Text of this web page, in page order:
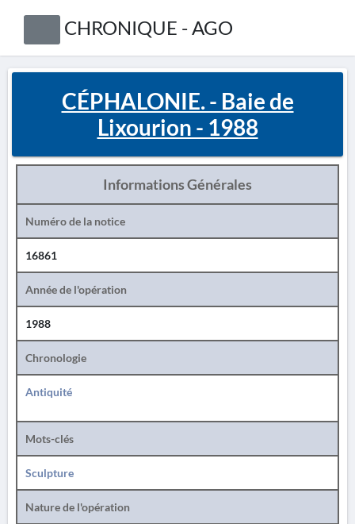
CHRONIQUE - AGO
CÉPHALONIE. - Baie de
Lixourion - 1988
Informations Générales
Numéro de la notice
16861
Année de l'opération
1988
Chronologie
Antiquité
Mots-clés
Sculpture
Nature de l'opération